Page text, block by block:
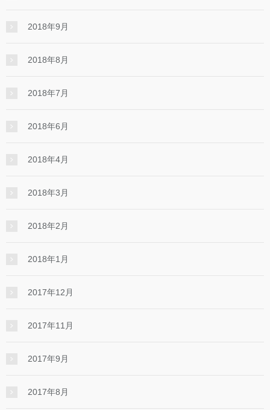
2018年9月
2018年8月
2018年7月
2018年6月
2018年4月
2018年3月
2018年2月
2018年1月
2017年12月
2017年11月
2017年9月
2017年8月